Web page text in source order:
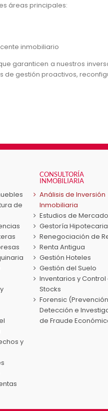
áreas principales:
inmobiliario
garanticen a nuestros
gestión proactivos,
de
y
CONSULTORÍA
INMOBILIARIA
Análisis de Inversión
Inmobiliaria
Estudios de Mercado
Gestoría Hipotecaria
Renegociación de
Renta Antigua
Gestión Hoteles
Gestión del Suelo
Inventarios y Control
Stocks
Forensic
Detección e
de Fraude